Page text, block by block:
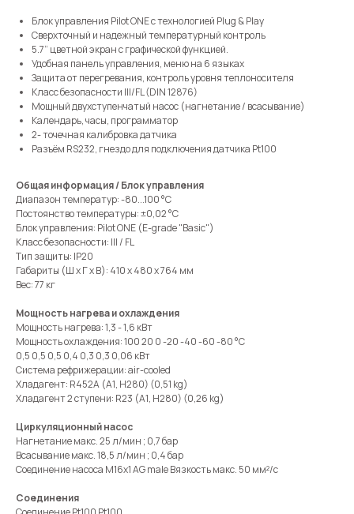
Блок управления Pilot ONE с технологией Plug & Play
Сверхточный и надежный температурный контроль
5.7“ цветной экран с графической функцией.
Удобная панель управления, меню на 6 языках
Защита от перегревания, контроль уровня теплоносителя
Класс безопасности III/FL (DIN 12876)
Мощный двухступенчатый насос (нагнетание / всасывание)
Календарь, часы, программатор
2- точечная калибровка датчика
Разъём RS232, гнездо для подключения датчика Pt100
Общая информация / Блок управления
Диапазон температур: -80...100 °C
Постоянство температуры: ±0,02 °C
Блок управления: Pilot ONE (E-grade "Basic")
Класс безопасности: III / FL
Тип защиты: IP20
Габариты (Ш х Г х В): 410 x 480 x 764 мм
Вес: 77 кг
Мощность нагрева и охлаждения
Мощность нагрева: 1,3 - 1,6 кВт
Мощность охлаждения: 100 20 0 -20 -40 -60 -80 °C
0,5 0,5 0,5 0,4 0,3 0,3 0,06 кВт
Система рефрижерации: air-cooled
Хладагент: R452A (A1, H280) (0,51 kg)
Хладагент 2 ступени: R23 (A1, H280) (0,26 kg)
Циркуляционный насос
Нагнетание макс. 25 л/мин ; 0,7 бар
Всасывание макс. 18,5 л/мин ; 0,4 бар
Соединение насоса M16x1 AG male Вязкость макс. 50 мм²/с
Соединения